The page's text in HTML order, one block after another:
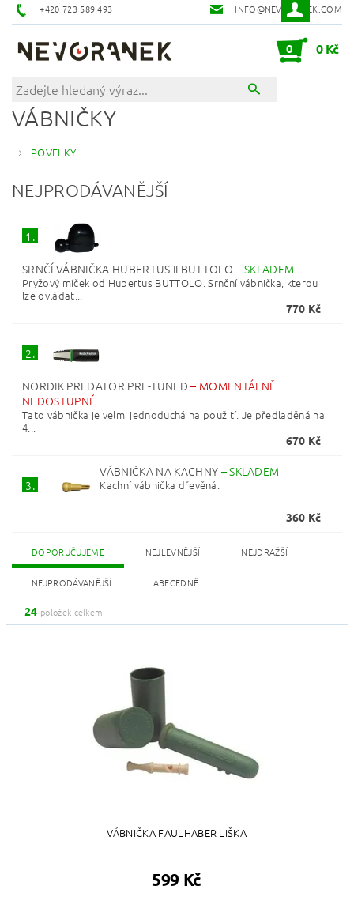
+420 723 589 493 INFO@NEVORANEK.COM
0 0 Kč
VÁBNIČKY
POVELKY
NEJPRODÁVANĚJŠÍ
1.
SRNČÍ VÁBNIČKA HUBERTUS II BUTTOLO– SKLADEM
Pryžový míček od Hubertus BUTTOLO. Srnční vábnička, kterou
lze ovládat...
770 Kč
2.
NORDIK PREDATOR PRE-TUNED– MOMENTÁLNĚ
NEDOSTUPNÉ
Tato vábnička je velmi jednoduchá na použití. Je předladěná na
4...
670 Kč
3.
VÁBNIČKA NA KACHNY –SKLADEM
Kachní vábnička dřevěná.
360 Kč
DOPORUČUJEME NEJLEVNĚJŠÍ NEJDRAŽŠÍ
NEJPRODÁVANĚJŠÍ ABECEDNĚ
24 položek celkem
VÁBNIČKA FAULHABER LIŠKA
599 Kč